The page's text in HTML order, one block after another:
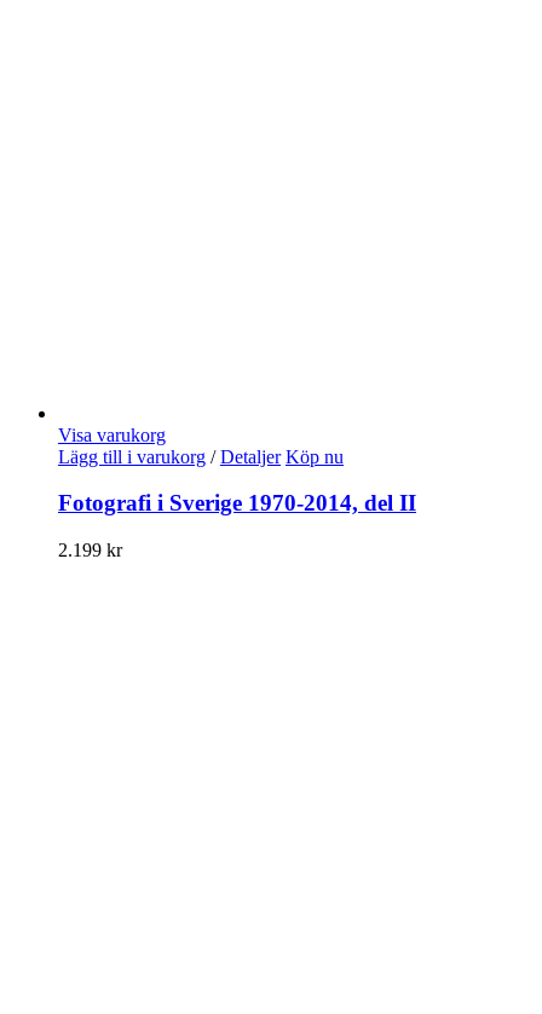
Visa varukorg
Lägg till i varukorg / Detaljer Köp nu
Fotografi i Sverige 1970-2014, del II
2.199 kr